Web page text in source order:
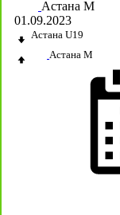
Астана М
01.09.2023
Астана U19
Астана М